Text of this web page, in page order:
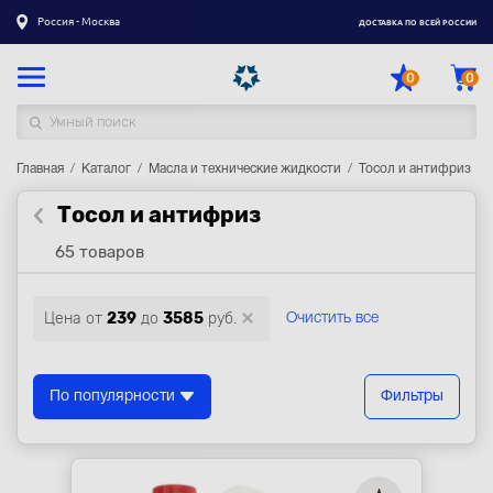
Россия - Москва ДОСТАВКА ПО ВСЕЙ РОССИИ
0 0
Каталог товаров
Регистрация| Вход
Доставка
Контакты
Акции
Оптовым и корпоративным клиентам
Главная Каталог Масла и технические жидкости Тосол и антифриз
Тосол и антифриз
65 товаров
Цена от 239 до 3585 руб. Очистить все
По популярности Фильтры